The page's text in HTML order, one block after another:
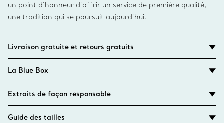
un point d’honneur d’offrir un service de première qualité,
une tradition qui se poursuit aujourd’hui.
Livraison gratuite et retours gratuits
La Blue Box
Extraits de façon responsable
Guide des tailles